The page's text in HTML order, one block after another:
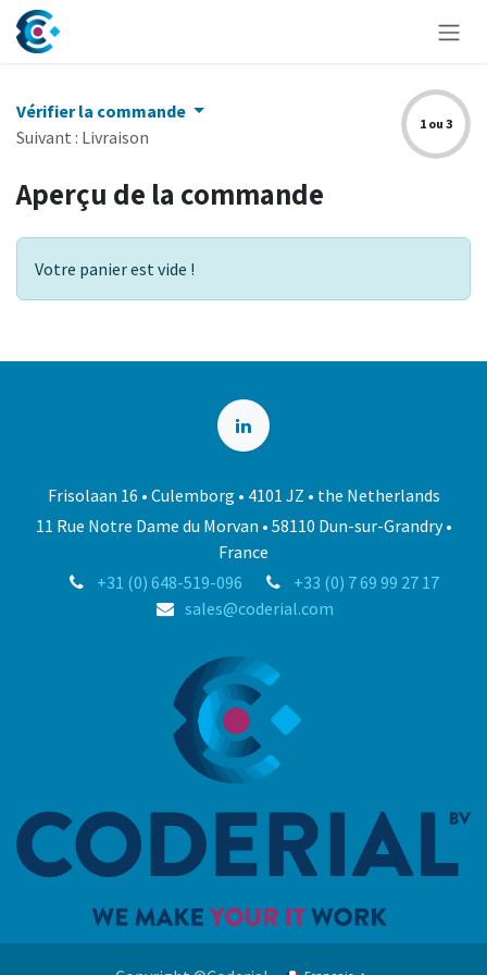
Se rendre au contenu
Vérifier la commande
Suivant : Livraison
1 ou 3
Aperçu de la commande
Votre panier est vide !
Frisolaan 16 • Culemborg • 4101 JZ • the Netherlands
11 Rue Notre Dame du Morvan • 58110 Dun-sur-Grandry •
France
+31 (0) 648-519-096
+33 (0) 7 69 99 27 17
sales@coderial.com